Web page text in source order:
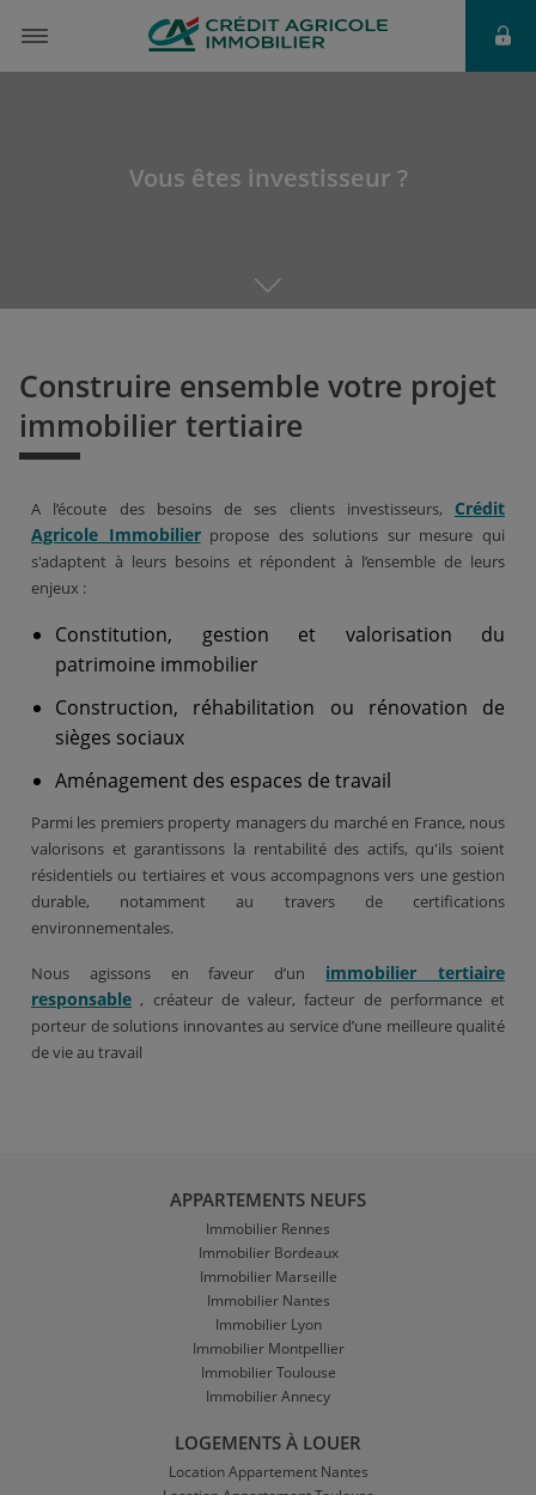
Vous êtes investisseur ?
Construire ensemble votre projet
immobilier tertiaire
A l’écoute des besoins de ses clients investisseurs, Crédit
Agricole Immobilierpropose des solutions sur mesure qui
s'adaptent à leurs besoins et répondent à l’ensemble de leurs
enjeux :
Constitution, gestion et valorisation du
patrimoine immobilier
Construction, réhabilitation ou rénovation de
sièges sociaux
Aménagement des espaces de travail
Parmi les premiers property managers du marché en France, nous
valorisons et garantissons la rentabilité des actifs, qu'ils soient
résidentiels ou tertiaires et vous accompagnons vers une gestion
durable, notamment au travers de certifications
environnementales.
Nous agissons en faveur d’un immobilier tertiaire
responsable , créateur de valeur, facteur de performance et
porteur de solutions innovantes au service d’une meilleure qualité
de vie au travail
APPARTEMENTS NEUFS
Immobilier Rennes
Immobilier Bordeaux
Immobilier Marseille
Immobilier Nantes
Immobilier Lyon
Immobilier Montpellier
Immobilier Toulouse
Immobilier Annecy
LOGEMENTS À LOUER
Location Appartement Nantes